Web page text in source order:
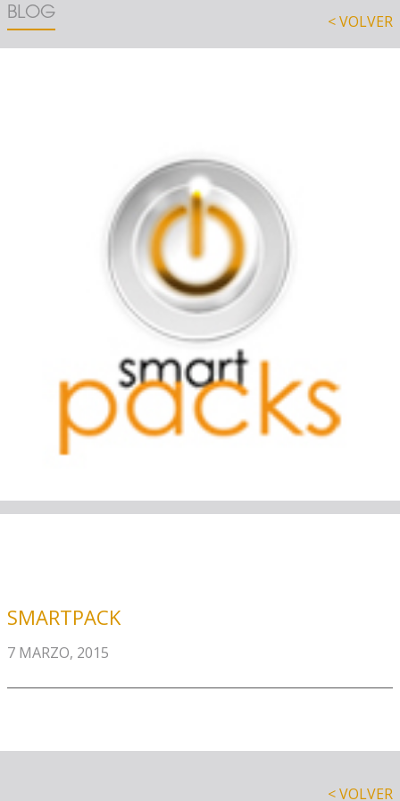
BLOG < VOLVER
SMARTPACK
7 MARZO, 2015
< VOLVER